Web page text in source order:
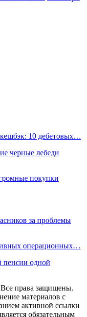
10 дебетовых…
черные лебеди
покупки
за проблемы
операционных…
пенсии одной
права защищены.
материалов с
активной ссылки
обязательным